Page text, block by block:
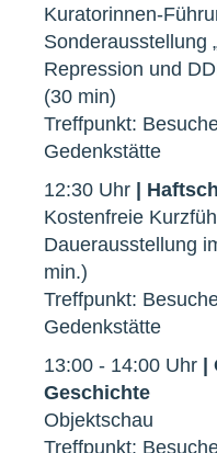
Kuratorinnen-
Sonderausstellung
Repression und
(30 min)
Treffpunkt:
Gedenkstätte
12:30 Uhr |
Kostenfreie
Dauerausstellung
min.)
Treffpunkt:
Gedenkstätte
13:00 - 14:00 Uhr |
Geschichte
Objektschau
Treffpunkt: